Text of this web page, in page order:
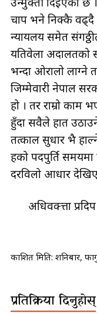
चाप भने निक्कै वढ्दै
न्यायलय समेत
यतिवेला अदालतको
भन्दा ओरालो लाग्ने
जिम्मेवारी नेपाल
हो । तर राम्रो काम
हुँदा सवैले हात उठाउने
तत्काल सुधार भै
हरुको पदपुर्ति
दरविलो आधार
अधिवक्त्ता
प्रकाशित मिति: शनिबार,
प्रतिक्रिया दिनुहोस्